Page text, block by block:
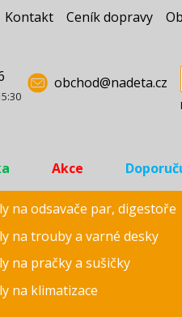
Kontakt Ceník dopravy
obchod@nadeta.cz
Akce
na odsavače par, digestoře
na trouby a varné desky
na pračky a sušičky
na klimatizace